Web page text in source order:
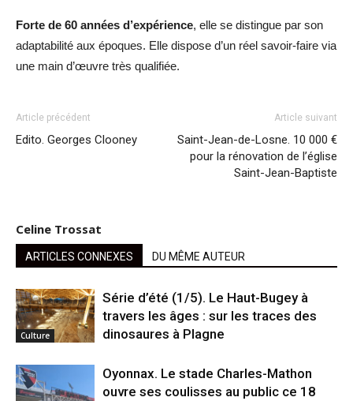
Forte de 60 années d’expérience, elle se distingue par son
adaptabilité aux époques. Elle dispose d’un réel savoir-faire via
une main d’œuvre très qualifiée.
Article précédent
Edito. Georges Clooney
Article suivant
Saint-Jean-de-Losne. 10 000 €
pour la rénovation de l’église
Saint-Jean-Baptiste
Celine Trossat
ARTICLES CONNEXES DU MÊME AUTEUR
Culture
Série d’été (1/5). Le Haut-Bugey à
travers les âges : sur les traces des
dinosaures à Plagne
Oyonnax. Le stade Charles-Mathon
ouvre ses coulisses au public ce 18